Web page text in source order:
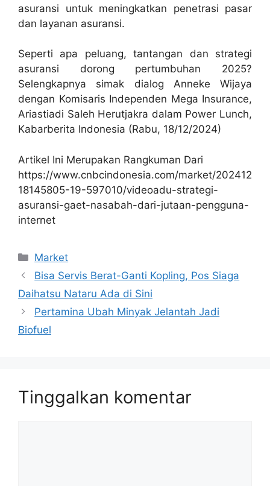
asuransi untuk meningkatkan penetrasi pasar
dan layanan asuransi.
Seperti apa peluang, tantangan dan strategi
asuransi dorong pertumbuhan 2025?
Selengkapnya simak dialog Anneke Wijaya
dengan Komisaris Independen Mega Insurance,
Ariastiadi Saleh Herutjakra dalam Power Lunch,
Kabarberita Indonesia (Rabu, 18/12/2024)
Artikel Ini Merupakan Rangkuman Dari
https://www.cnbcindonesia.com/market/202412
18145805-19-597010/videoadu-strategi-
asuransi-gaet-nasabah-dari-jutaan-pengguna-
internet
Kategori
Market
Bisa Servis Berat-Ganti Kopling, Pos Siaga
Daihatsu Nataru Ada di Sini
Pertamina Ubah Minyak Jelantah Jadi
Biofuel
Tinggalkan komentar